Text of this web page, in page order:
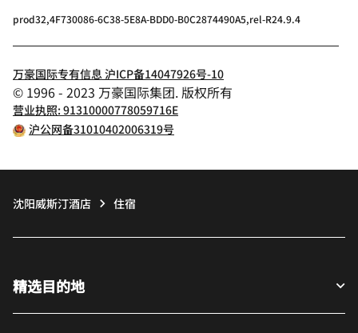
prod32,4F730086-6C38-5E8A-BDD0-B0C2874490A5,rel-R24.9.4
万豪国际专有信息 沪ICP备14047926号-10
© 1996 - 2023 万豪国际集团. 版权所有
营业执照: 91310000778059716E
沪公网备31010402006319号
沈阳威斯汀酒店 住宿
精选目的地